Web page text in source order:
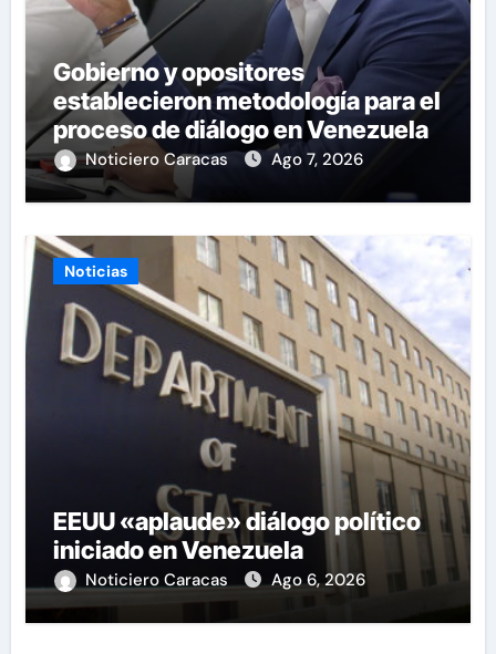
Gobierno y opositores
establecieron metodología para el
proceso de diálogo en Venezuela
Noticiero Caracas Ago 7, 2026
Noticias
EEUU «aplaude» diálogo político
iniciado en Venezuela
Noticiero Caracas Ago 6, 2026